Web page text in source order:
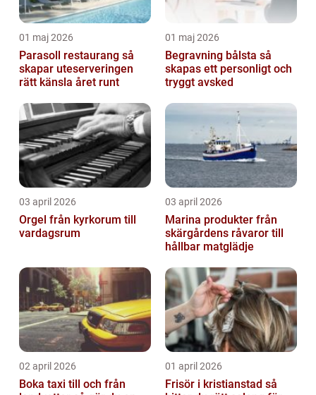
01 maj 2026
Parasoll restaurang så
skapar uteserveringen
rätt känsla året runt
01 maj 2026
Begravning bålsta så
skapas ett personligt och
tryggt avsked
03 april 2026
Orgel från kyrkorum till
vardagsrum
03 april 2026
Marina produkter från
skärgårdens råvaror till
hållbar matglädje
02 april 2026
Boka taxi till och från
01 april 2026
Frisör i kristianstad så